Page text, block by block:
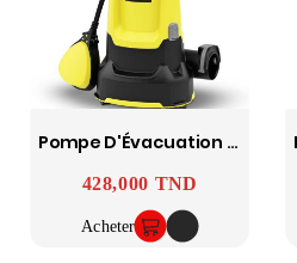
Pompe D'Évacuation Aspirant À Plat Sp 9.000 Flat KARCHER
Prix
428,000 TND
Acheter